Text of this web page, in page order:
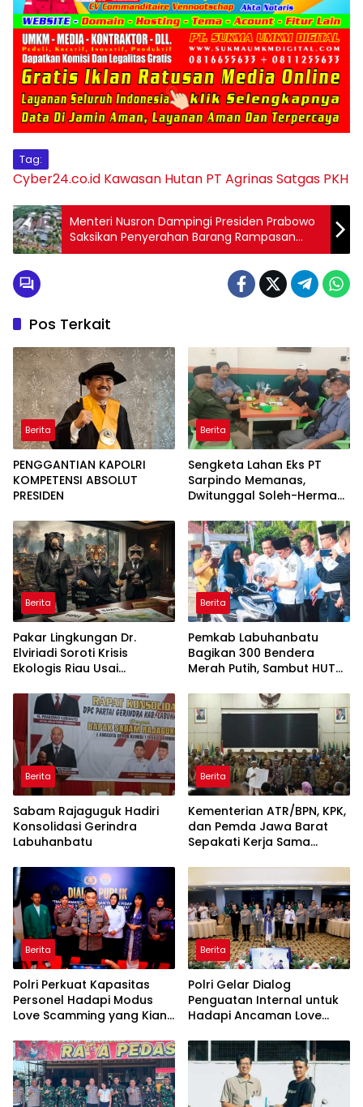
Tag:
Cyber24.co.id Kawasan Hutan PT AgrinasSatgas PKH
Menteri Nusron Dampingi Presiden Prabowo
Saksikan Penyerahan Barang Rampasan
Negara kepada PT Timah Tbk
Pos Terkait
Berita
PENGGANTIAN KAPOLRI
KOMPETENSI ABSOLUT
PRESIDEN
Berita
Sengketa Lahan Eks PT
Sarpindo Memanas,
Dwitunggal Soleh-Herman
ke Pulau Rupat
Berita
Pakar Lingkungan Dr.
Elviriadi Soroti Krisis
Ekologis Riau Usai
Monyet, Harimau, dan
Beruang Terhadap Warga
Berita
Pemkab Labuhanbatu
Bagikan 300 Bendera
Merah Putih, Sambut HUT
Berita
Sabam Rajaguguk Hadiri
Konsolidasi Gerindra
Labuhanbatu
Berita
Kementerian ATR/BPN, KPK,
dan Pemda Jawa Barat
Sepakati Kerja Sama
Korupsi serta Penguatan
Ekonomi Daerah
Berita
Polri Perkuat Kapasitas
Personel Hadapi Modus
Love Scamming yang Kian
Berita
Polri Gelar Dialog
Penguatan Internal untuk
Hadapi Ancaman Love